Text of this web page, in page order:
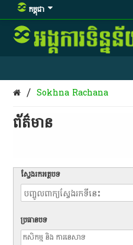
កម្ពុជា
/ Sokhna Rachana
ព័ត៌មាន​
ស្វែងរកអត្ថបទ
ប្រធានបទ